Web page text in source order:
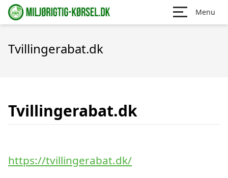
Menu
Tvillingerabat.dk
Tvillingerabat.dk
https://tvillingerabat.dk/